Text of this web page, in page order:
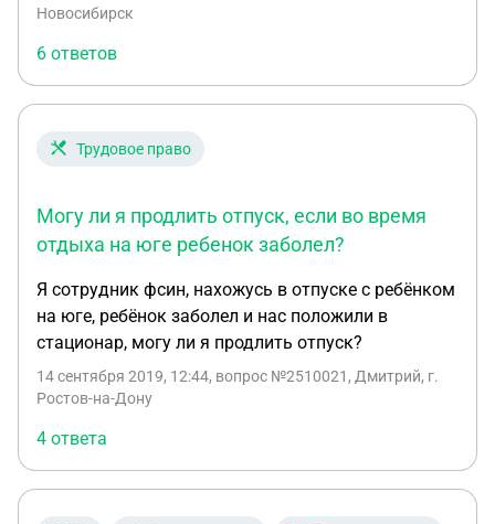
Также служба в армии с 25.05.2007 по 30.11.2008.
Новосибирск
6 ответов
Трудовое право
Могу ли я продлить отпуск, если во время
отдыха на юге ребенок заболел?
Я сотрудник фсин, нахожусь в отпуске с ребёнком
на юге, ребёнок заболел и нас положили в
стационар, могу ли я продлить отпуск?
14 сентября 2019, 12:44, вопрос №2510021, Дмитрий, г.
Ростов-на-Дону
4 ответа